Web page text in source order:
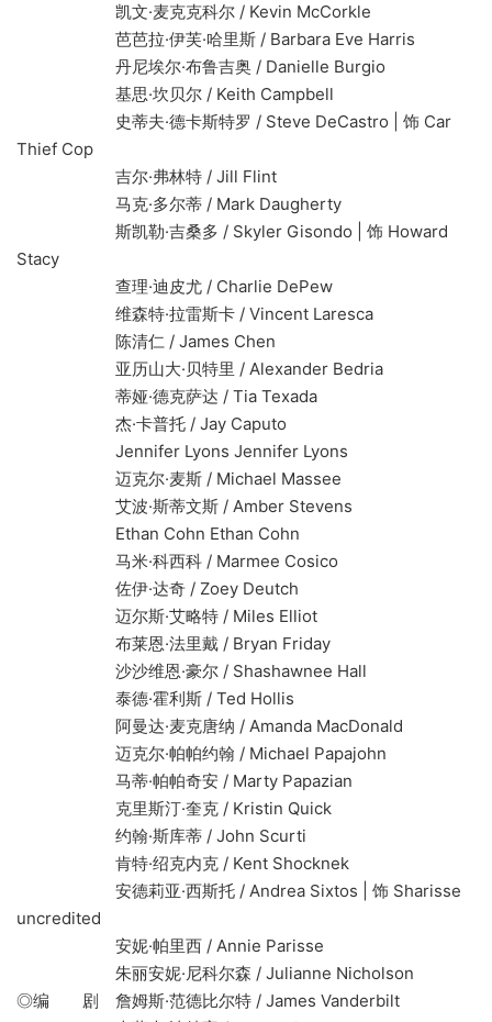
凯文·麦克克科尔 / Kevin McCorkle
芭芭拉·伊芙·哈里斯 / Barbara Eve Harris
丹尼埃尔·布鲁吉奥 / Danielle Burgio
基思·坎贝尔 / Keith Campbell
史蒂夫·德卡斯特罗 / Steve DeCastro | 饰 Car
Thief Cop
吉尔·弗林特 / Jill Flint
马克·多尔蒂 / Mark Daugherty
斯凯勒·吉桑多 / Skyler Gisondo | 饰 Howard
Stacy
查理·迪皮尤 / Charlie DePew
维森特·拉雷斯卡 / Vincent Laresca
陈清仁 / James Chen
亚历山大·贝特里 / Alexander Bedria
蒂娅·德克萨达 / Tia Texada
杰·卡普托 / Jay Caputo
Jennifer Lyons Jennifer Lyons
迈克尔·麦斯 / Michael Massee
艾波·斯蒂文斯 / Amber Stevens
Ethan Cohn Ethan Cohn
马米·科西科 / Marmee Cosico
佐伊·达奇 / Zoey Deutch
迈尔斯·艾略特 / Miles Elliot
布莱恩·法里戴 / Bryan Friday
沙沙维恩·豪尔 / Shashawnee Hall
泰德·霍利斯 / Ted Hollis
阿曼达·麦克唐纳 / Amanda MacDonald
迈克尔·帕帕约翰 / Michael Papajohn
马蒂·帕帕奇安 / Marty Papazian
克里斯汀·奎克 / Kristin Quick
约翰·斯库蒂 / John Scurti
肯特·绍克内克 / Kent Shocknek
安德莉亚·西斯托 / Andrea Sixtos | 饰 Sharisse
uncredited
安妮·帕里西 / Annie Parisse
朱丽安妮·尼科尔森 / Julianne Nicholson
◎编 剧 詹姆斯·范德比尔特 / James Vanderbilt